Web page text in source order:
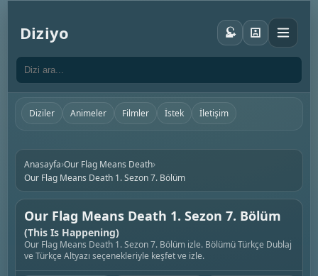
Diziyo
Diziler Animeler Filmler İstek İletişim
Anasayfa›Our Flag Means Death›
Our Flag Means Death 1. Sezon 7. Bölüm
Our Flag Means Death 1. Sezon 7. Bölüm
(This Is Happening)
Our Flag Means Death 1. Sezon 7. Bölüm izle. Bölümü Türkçe Dublaj
ve Türkçe Altyazı seçenekleriyle keşfet ve izle.